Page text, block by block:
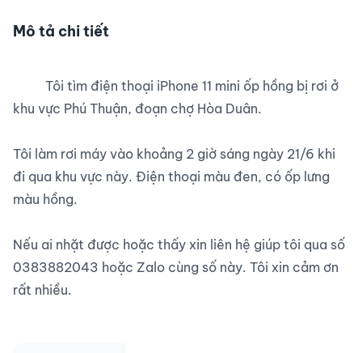
Mô tả chi tiết
khu vực Phú Thuận, đoạn chợ Hòa Duân.
Tôi làm rơi máy vào khoảng 2 giờ sáng ngày 21/6 khi
đi qua khu vực này. Điện thoại màu đen, có ốp lưng
màu hồng.
Nếu ai nhặt được hoặc thấy xin liên hệ giúp tôi qua số
0383882043 hoặc Zalo cùng số này. Tôi xin cảm ơn
rất nhiều.